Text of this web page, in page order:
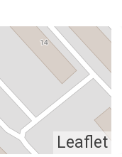
Leaflet